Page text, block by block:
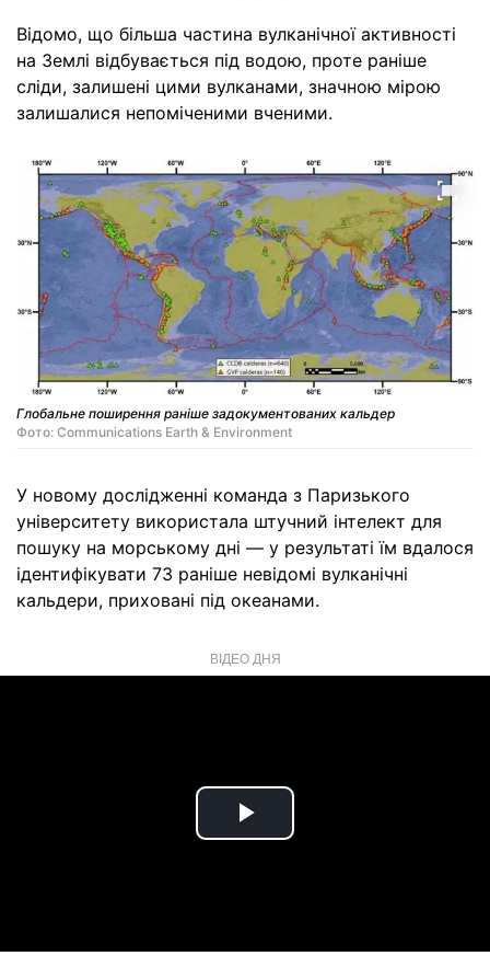
Відомо, що більша частина вулканічної активності
на Землі відбувається під водою, проте раніше
сліди, залишені цими вулканами, значною мірою
залишалися непоміченими вченими.
Глобальне поширення раніше задокументованих кальдер
Фото: Communications Earth & Environment
У новому дослідженні команда з Паризького
університету використала штучний інтелект для
пошуку на морському дні — у результаті їм вдалося
ідентифікувати 73 раніше невідомі вулканічні
кальдери, приховані під океанами.
ВІДЕО ДНЯ
Play